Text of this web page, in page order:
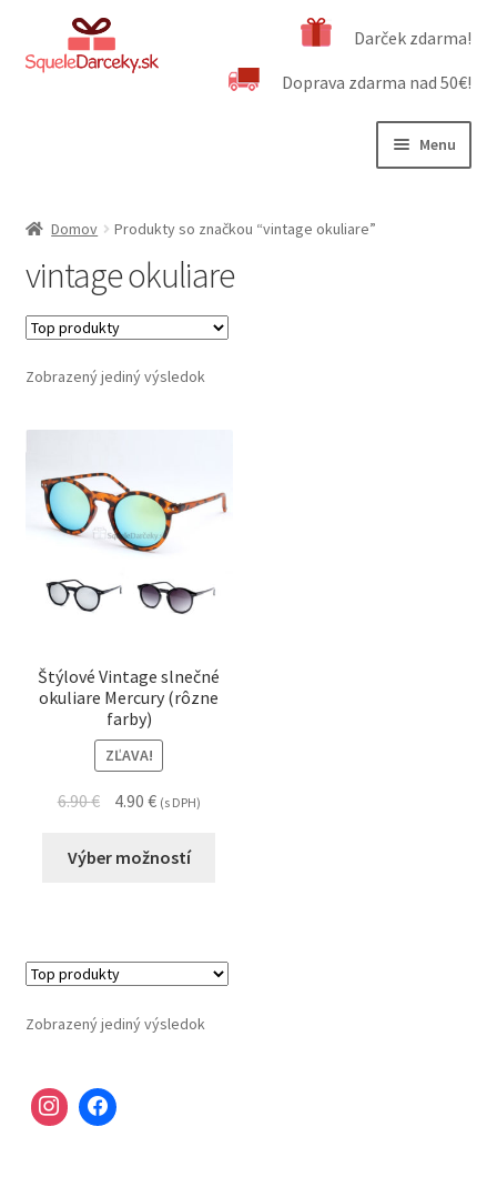
Preskočiť
na
Preskočiť
na
Darček zdarma!
Doprava zdarma nad 50€!
Menu
Dôležité informácie
Obchodné podmienky
Kontakt
Domov Produkty so značkou “vintage okuliare”
vintage okuliare
Zobrazený jediný výsledok
Štýlové Vintage slnečné
okuliare Mercury (rôzne
farby)
ZĽAVA!
6.90€ 4.90 € (s DPH)
Výber možností
Zobrazený jediný výsledok